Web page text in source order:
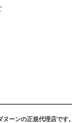
ーンの正規代理店です。